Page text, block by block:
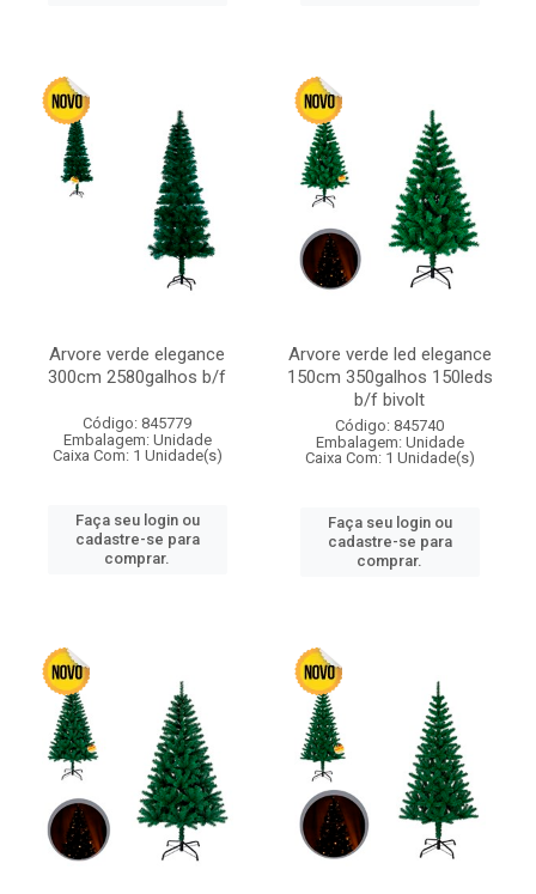
Arvore verde elegance
300cm 2580galhos b/f
Código: 845779
Embalagem: Unidade
Caixa Com: 1 Unidade(s)
Faça seu login ou
cadastre-se para
comprar.
Arvore verde led elegance
150cm 350galhos 150leds
b/f bivolt
Código: 845740
Embalagem: Unidade
Caixa Com: 1 Unidade(s)
Faça seu login ou
cadastre-se para
comprar.